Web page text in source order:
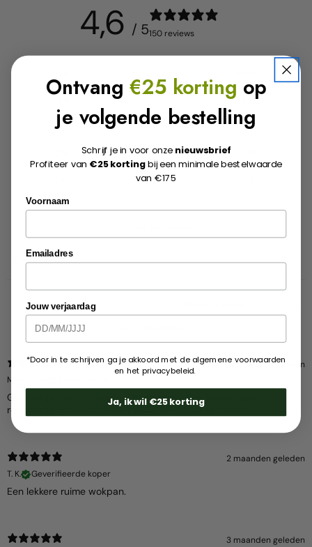
4,6 / 5150 reviews
%
3
1%
Reviews 150
2 maanden geleden
Marijke W.
Geweldige pan, is heel snel heet en bakt en braadt zeer
regelmatig. Bovendien ook makkelijk schoon te maken
2 maanden geleden
T. K.
Geverifieerde koper
Een lekkere ruime wokpan.
3 maanden geleden
Ontvang €25 korting op
je volgende bestelling
Schrijf je in voor onze nieuwsbrief
Profiteer van €25 kortingbij een minimale bestelwaarde
van €175
Voornaam
Emailadres
Jouw verjaardag
*Door in te schrijven ga je akkoord met de algemene voorwaarden
en het privacybeleid.
Ja, ik wil €25 korting